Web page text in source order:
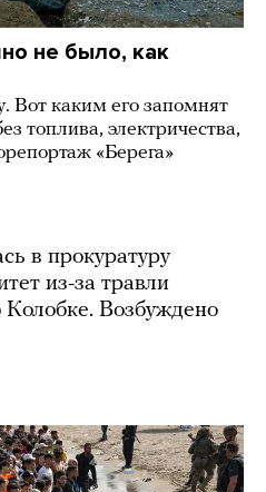
не было, как
Вот каким его запомнят
топлива, электричества,
«Берега»
в прокуратуру
из-за травли
Возбуждено